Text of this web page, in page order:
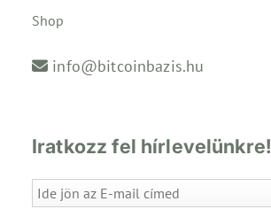
Shop
info@bitcoinbazis.hu
Iratkozz fel hírlevelünkre!